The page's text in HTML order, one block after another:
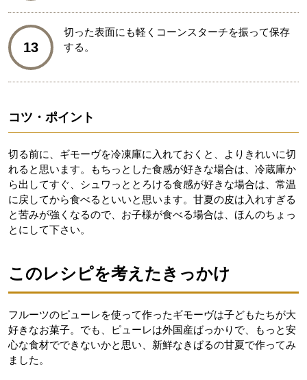
13
切った表面にも軽くコーンスターチを振って保存
する。
コツ・ポイント
切る前に、ギモーヴを冷凍庫に入れておくと、よりきれいに切
れると思います。もちっとした食感が好きな場合は、冷蔵庫か
ら出してすぐ、シュワっととろける食感が好きな場合は、常温
に戻してから食べるといいと思います。甘夏の皮は入れすぎる
と苦みが強くなるので、お子様が食べる場合は、ほんのちょっ
とにして下さい。
このレシピを考えたきっかけ
フルーツのピューレを使って作ったギモーヴは子どもたちが大
好きなお菓子。でも、ピューレは外国産ばっかりで、もっと安
心な食材でできないかと思い、新鮮なきばるの甘夏で作ってみ
ました。